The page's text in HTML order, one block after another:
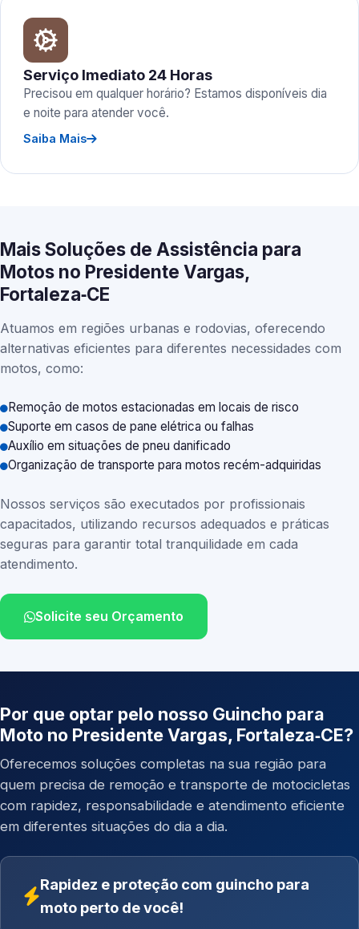
Serviço Imediato 24 Horas
Precisou em qualquer horário? Estamos disponíveis dia
e noite para atender você.
Saiba Mais
Mais Soluções de Assistência para
Motos no Presidente Vargas,
Fortaleza‑CE
Atuamos em regiões urbanas e rodovias, oferecendo
alternativas eficientes para diferentes necessidades com
motos, como:
Remoção de motos estacionadas em locais de risco
Suporte em casos de pane elétrica ou falhas
Auxílio em situações de pneu danificado
Organização de transporte para motos recém-adquiridas
Nossos serviços são executados por profissionais
capacitados, utilizando recursos adequados e práticas
seguras para garantir total tranquilidade em cada
atendimento.
Solicite seu Orçamento
Por que optar pelo nosso Guincho para
Moto no Presidente Vargas, Fortaleza‑CE?
Oferecemos soluções completas na sua região para
quem precisa de remoção e transporte de motocicletas
com rapidez, responsabilidade e atendimento eficiente
em diferentes situações do dia a dia.
Rapidez e proteção com guincho para
moto perto de você!